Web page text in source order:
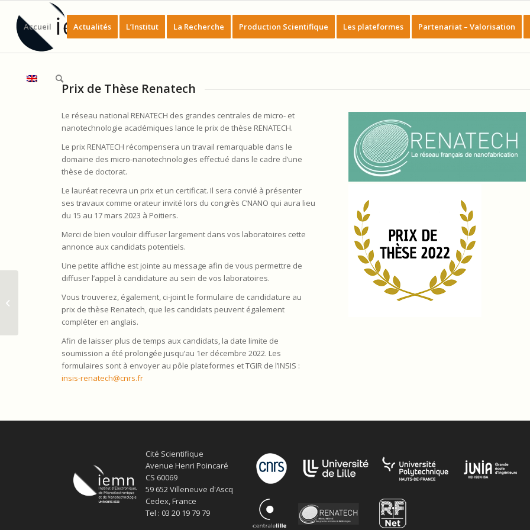
Accueil Actualités L’Institut La Recherche Production Scientifique Les plateformes Partenariat – Valorisation
Prix de Thèse Renatech
Le réseau national RENATECH des grandes centrales de micro- et
nanotechnologie académiques lance le prix de thèse RENATECH.
Le prix RENATECH récompensera un travail remarquable dans le
domaine des micro-nanotechnologies effectué dans le cadre d’une
thèse de doctorat.
Le lauréat recevra un prix et un certificat. Il sera convié à présenter
ses travaux comme orateur invité lors du congrès C’NANO qui aura lieu
du 15 au 17 mars 2023 à Poitiers.
Merci de bien vouloir diffuser largement dans vos laboratoires cette
annonce aux candidats potentiels.
Une petite affiche est jointe au message afin de vous permettre de
diffuser l’appel à candidature au sein de vos laboratoires.
Vous trouverez, également, ci-joint le formulaire de candidature au
prix de thèse Renatech, que les candidats peuvent également
compléter en anglais.
Afin de laisser plus de temps aux candidats, la date limite de
soumission a été prolongée jusqu’au 1er décembre 2022. Les
formulaires sont à envoyer au pôle plateformes et TGIR de l’INSIS :
insis-renatech@cnrs.fr
Cité Scientifique
Avenue Henri Poincaré
CS 60069
59 652 Villeneuve d'Ascq
Cedex, France
Tel : 03 20 19 79 79
L’IEMN présent à l’EuMW 2022